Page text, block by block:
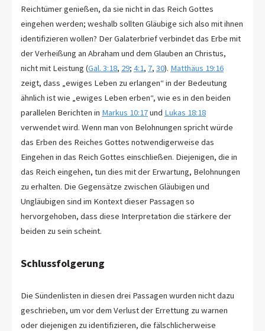
Reichtümer genießen, da sie nicht in das Reich Gottes
eingehen werden; weshalb sollten Gläubige sich also mit ihnen
identifizieren wollen? Der Galaterbrief verbindet das Erbe mit
der Verheißung an Abraham und dem Glauben an Christus,
nicht mit Leistung (Gal. 3:18, 29; 4:1, 7, 30). Matthäus 19:16
zeigt, dass „ewiges Leben zu erlangen“ in der Bedeutung
ähnlich ist wie „ewiges Leben erben“, wie es in den beiden
parallelen Berichten in Markus 10:17und Lukas 18:18
verwendet wird. Wenn man von Belohnungen spricht würde
das Erben des Reiches Gottes notwendigerweise das
Eingehen in das Reich Gottes einschließen. Diejenigen, die in
das Reich eingehen, tun dies mit der Erwartung, Belohnungen
zu erhalten. Die Gegensätze zwischen Gläubigen und
Ungläubigen sind im Kontext dieser Passagen so
hervorgehoben, dass diese Interpretation die stärkere der
beiden zu sein scheint.
Schlussfolgerung
Die Sündenlisten in diesen drei Passagen wurden nicht dazu
geschrieben, um vor dem Verlust der Errettung zu warnen
oder diejenigen zu identifizieren, die fälschlicherweise